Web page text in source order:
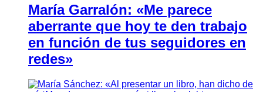
María Garralón: «Me parece
aberrante que hoy te den trabajo
en función de tus seguidores en
redes»